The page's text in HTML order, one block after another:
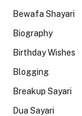
Bewafa Shayari
Biography
Birthday Wishes
Blogging
Breakup Sayari
Dua Sayari